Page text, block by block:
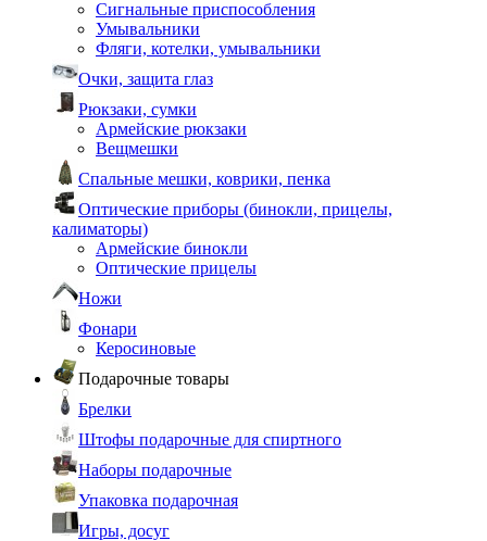
Сигнальные приспособления
Умывальники
Фляги, котелки, умывальники
Очки, защита глаз
Рюкзаки, сумки
Армейские рюкзаки
Вещмешки
Спальные мешки, коврики, пенка
Оптические приборы (бинокли, прицелы,
калиматоры)
Армейские бинокли
Оптические прицелы
Ножи
Фонари
Керосиновые
Подарочные товары
Брелки
Штофы подарочные для спиртного
Наборы подарочные
Упаковка подарочная
Игры, досуг